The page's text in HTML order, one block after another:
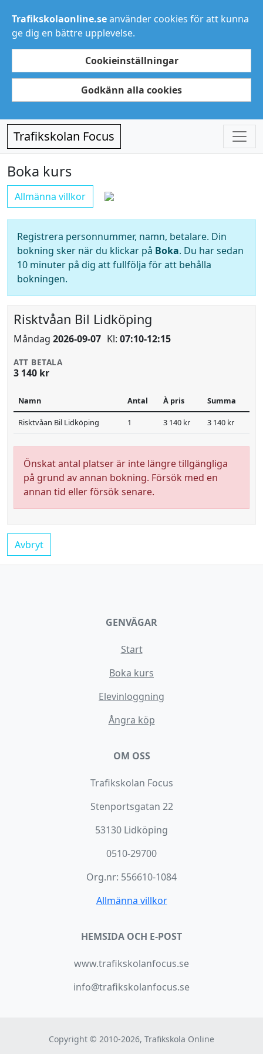
Trafikskolaonline.seanvänder cookies för att kunna
ge dig en bättre upplevelse.
Cookieinställningar
Godkänn alla cookies
Trafikskolan Focus
Boka kurs
Allmänna villkor
Registrera personnummer, namn, betalare. Din
bokning sker när du klickar på Boka. Du har sedan
10 minuter på dig att fullfölja för att behålla
bokningen.
Risktvåan Bil Lidköping
Måndag 2026-09-07 Kl: 07:10-12:15
ATT BETALA
3 140 kr
Namn Antal À pris Summa
Risktvåan Bil Lidköping 1 3 140 kr 3 140 kr
Önskat antal platser är inte längre tillgängliga
på grund av annan bokning. Försök med en
annan tid eller försök senare.
Avbryt
GENVÄGAR
Start
Boka kurs
Elevinloggning
Ångra köp
OM OSS
Trafikskolan Focus
Stenportsgatan 22
53130 Lidköping
0510-29700
Org.nr: 556610-1084
Allmänna villkor
HEMSIDA OCH E-POST
www.trafikskolanfocus.se
info@trafikskolanfocus.se
Copyright © 2010-2026, Trafikskola Online